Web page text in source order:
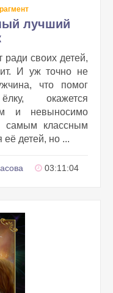
лучший
своих детей,
И уж точно не
что помог
окажется
и невыносимо
классным
детей, но ...
03:11:04